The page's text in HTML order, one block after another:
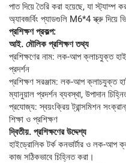
পাত দিয়ে তৈরি করা হয়েছে, যা
অ্যাবজর্বিং প্যাডগুলি M6*4 স্ক্রু দিয়ে
প্রশিক্ষণ প্রকল্প:
আই. মৌলিক প্রশিক্ষণ তথ্য
প্রশিক্ষণের নাম: লক-আপ ক্লাচযুক্ত
প্রদর্শন
প্রশিক্ষণ সরঞ্জাম: লক-আপ ক্লাচযুক্ত
ম্যানুয়াল প্রদর্শন ব্যবস্থা, উপাদান
প্রযোজ্য: স্বয়ংক্রিয় ট্রান্সমিশন
শিক্ষা ও প্রশিক্ষণ
দ্বিতীয়. প্রশিক্ষণের উদ্দেশ্য
হাইড্রোলিক টর্ক কনভার্টার ও লক-আপ
কাজ সঠিকভাবে চিহ্নিত করা।